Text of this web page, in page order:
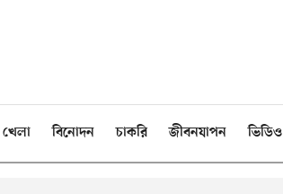
খেলা বিনোদন চাকরি জীবনযাপন ভিডিও